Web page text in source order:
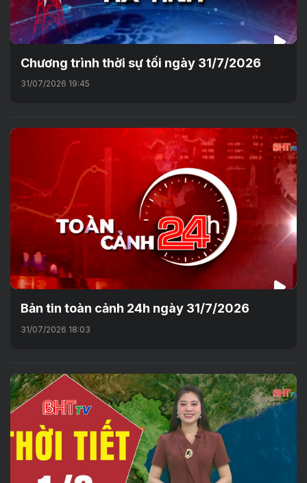
Chương trình thời sự tối ngày 31/7/2026
31/07/2026 19:45
Bản tin toàn cảnh 24h ngày 31/7/2026
31/07/2026 18:03